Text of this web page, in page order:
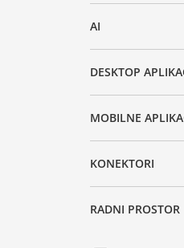
AI
DESKTOP
MOBILNE
KONEKTORI
RADNI PROSTOR